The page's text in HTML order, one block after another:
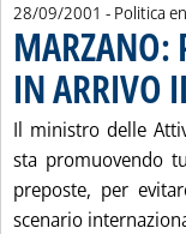
28/09/2001 - Politica
MARZANO:
IN ARRIVO
Il ministro delle
sta promuovendo
preposte, per
scenario